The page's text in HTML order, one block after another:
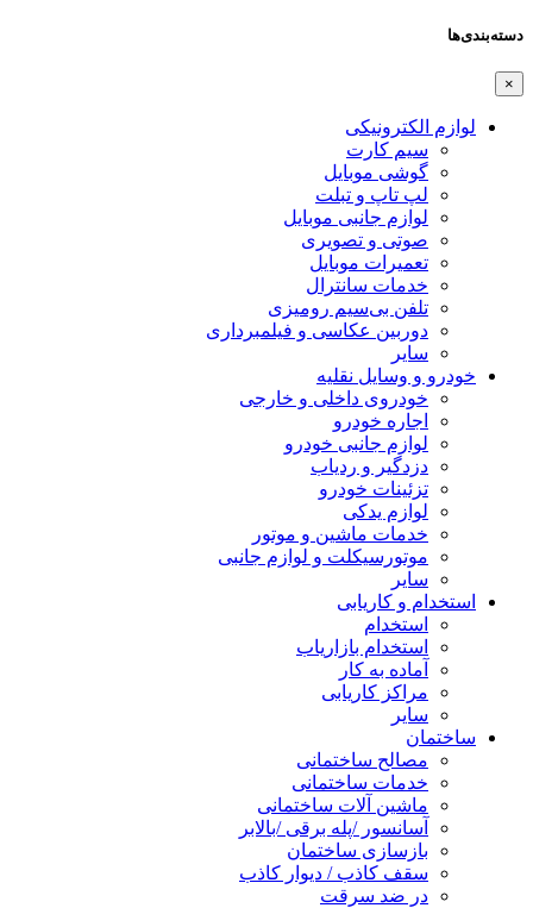
دسته‌بندی‌ها
×
لوازم الکترونیکی
سیم کارت
گوشی موبایل
لپ تاپ و تبلت
لوازم جانبی موبایل
صوتی و تصویری
تعمیرات موبایل
خدمات سانترال
تلفن بی‌سیم رومیزی
دوربین عکاسی و فیلمبرداری
سایر
خودرو و وسایل نقلیه
خودروی داخلی و خارجی
اجاره خودرو
لوازم جانبی خودرو
دزدگیر و ردیاب
تزئینات خودرو
لوازم یدکی
خدمات ماشین و موتور
موتورسیکلت و لوازم جانبی
سایر
استخدام و کاریابی
استخدام
استخدام بازاریاب
آماده به کار
مراکز کاریابی
سایر
ساختمان
مصالح ساختمانی
خدمات ساختمانی
ماشین آلات ساختمانی
آسانسور /پله برقی /بالابر
بازسازی ساختمان
سقف کاذب / دیوار کاذب
در ضد سرقت